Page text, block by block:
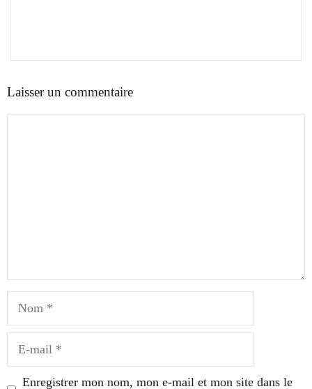
Laisser un commentaire
mail
Enregistrer mon nom, mon e-mail et mon site dans le